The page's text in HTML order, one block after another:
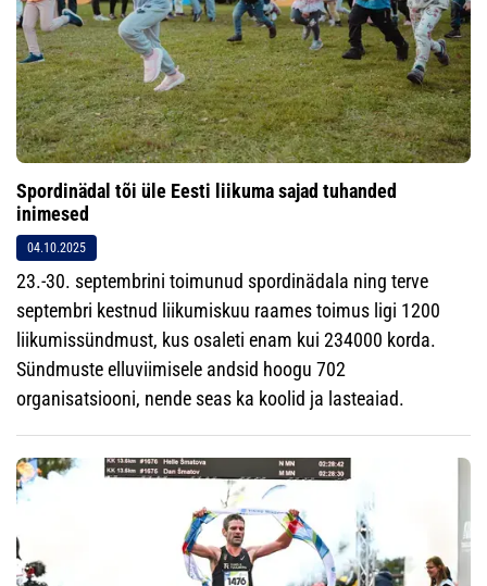
Spordinädal tõi üle Eesti liikuma sajad tuhanded
inimesed
04.10.2025
23.-30. septembrini toimunud spordinädala ning terve
septembri kestnud liikumiskuu raames toimus ligi 1200
liikumissündmust, kus osaleti enam kui 234000 korda.
Sündmuste elluviimisele andsid hoogu 702
organisatsiooni, nende seas ka koolid ja lasteaiad.